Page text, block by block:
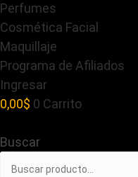
Perfumes
Cosmética Facial
Maquillaje
Programa de Afiliados
Ingresar
0,00$ 0 Carrito
Buscar